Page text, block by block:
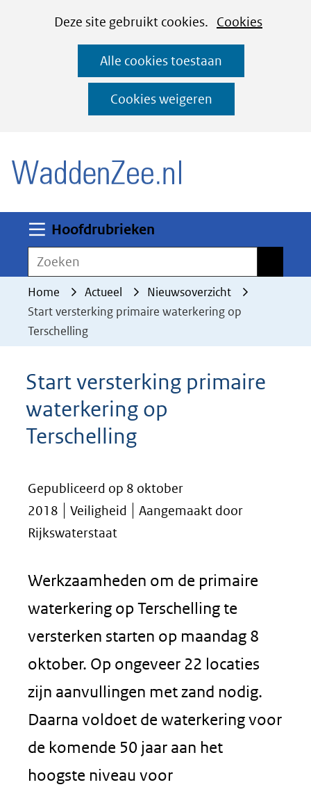
CookiesDeze site gebruikt cookies. Cookies
deze
worden
toegestaan
geweigerd.
Alle cookies toestaan
Cookies weigeren
Ga
naar
de
inhoud
Hoofdrubrieken
Zoeken
Home Actueel
Nieuwsoverzicht
Start versterking primaire waterkering op
Terschelling
Start versterking primaire
waterkering op
Terschelling
Gepubliceerd op 8 oktober
2018
Veiligheid
Aangemaakt door
Rijkswaterstaat
Werkzaamheden om de primaire
waterkering op Terschelling te
versterken starten op maandag 8
oktober. Op ongeveer 22 locaties
zijn aanvullingen met zand nodig.
Daarna voldoet de waterkering voor
de komende 50 jaar aan het
hoogste niveau voor